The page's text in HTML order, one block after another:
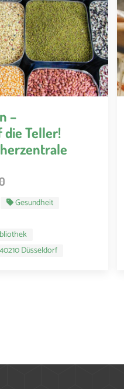
–
Teller!
Gesundheit
Düsseldorf